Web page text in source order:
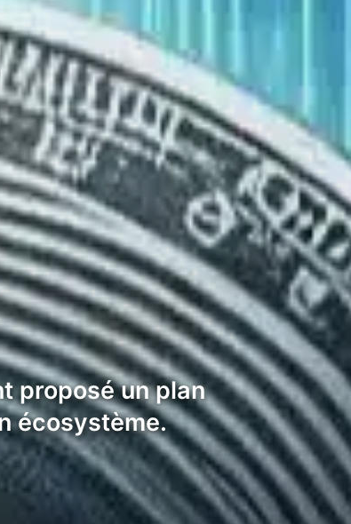
proposé un plan
écosystème.